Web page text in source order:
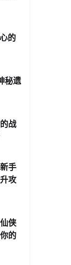
的
秘遗
战
手
攻
侠
的